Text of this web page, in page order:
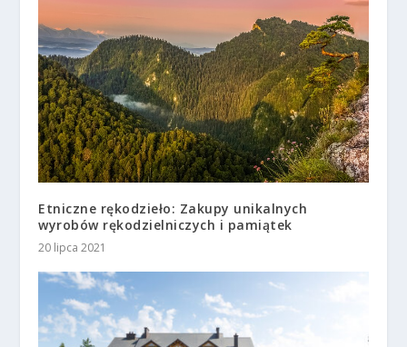
Etniczne rękodzieło: Zakupy unikalnych
wyrobów rękodzielniczych i pamiątek
20 lipca 2021